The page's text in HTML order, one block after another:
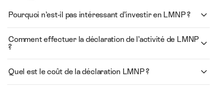
Pourquoi n’est-il pas intéressant d’investir en LMNP ?
Comment effectuer la déclaration de l’activité de LMNP
?
Quel est le coût de la déclaration LMNP ?